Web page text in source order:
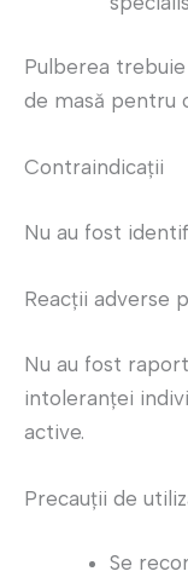
Pulberea
de masă pentru
Contraindicații
Nu au fost
Reacții adverse
Nu au fost
intoleranței
active.
Precauții de
Se